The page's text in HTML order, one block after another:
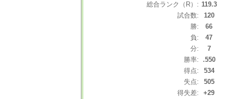
総合ランク（R）: 119.3
試合数:
120
勝:
66
負:
47
分:
7
勝率:
.550
得点:
534
失点:
505
得失差:
+29